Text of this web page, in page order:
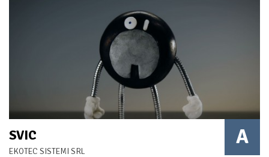
A
SVIC
EKOTEC SISTEMI SRL